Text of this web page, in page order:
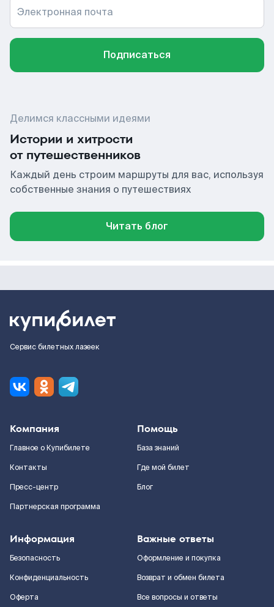
Электронная почта
Подписаться
Делимся классными идеями
Истории и хитрости
от путешественников
Каждый день строим маршруты для вас, используя
собственные знания о путешествиях
Читать блог
Сервис билетных лазеек
Компания
Главное о Купибилете
Контакты
Пресс-центр
Партнерская программа
Помощь
База знаний
Где мой билет
Блог
Информация
Безопасность
Конфиденциальность
Оферта
Важные ответы
Оформление и покупка
Возврат и обмен билета
Все вопросы и ответы